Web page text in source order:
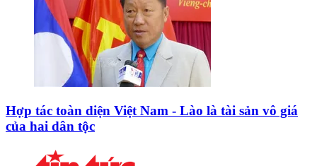
Hợp tác toàn diện Việt Nam - Lào là tài sản vô giá
của hai dân tộc